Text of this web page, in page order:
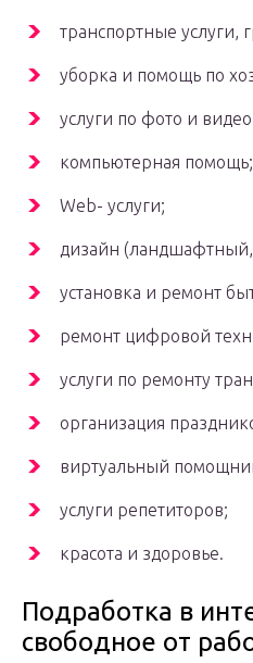
транспортные услуги,
уборка и помощь по
услуги по фото и
компьютерная помощь;
Web- услуги;
дизайн
установка и ремонт
ремонт цифровой
услуги по ремонту
организация
виртуальный
услуги репетиторов;
красота и здоровье.
Подработка в
свободное от